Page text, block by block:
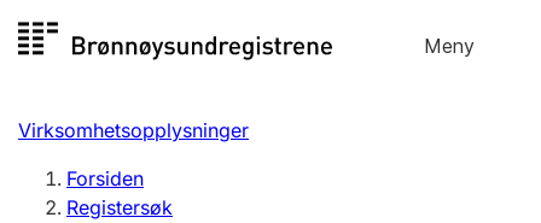
til
Meny
Registersøk
Aksjeselskap
Virksomhetsopplysninger
Forsiden
Registersøk